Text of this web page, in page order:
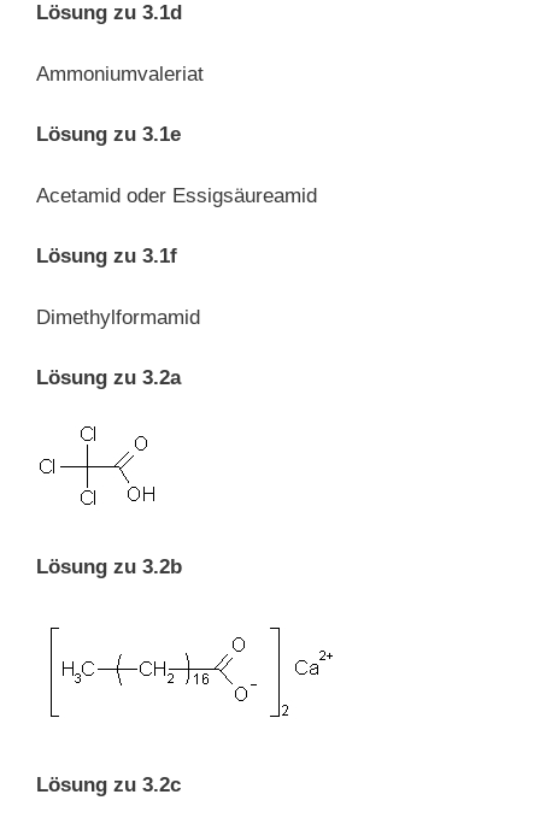
Lösung zu 3.1d
Ammoniumvaleriat
Lösung zu 3.1e
Acetamid oder Essigsäureamid
Lösung zu 3.1f
Dimethylformamid
Lösung zu 3.2a
Lösung zu 3.2b
Lösung zu 3.2c